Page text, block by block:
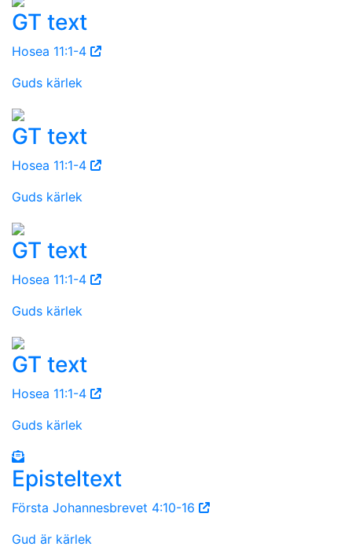
GT text
Hosea 11:1-4
Guds kärlek
GT text
Hosea 11:1-4
Guds kärlek
GT text
Hosea 11:1-4
Guds kärlek
GT text
Hosea 11:1-4
Guds kärlek
Episteltext
Första Johannesbrevet 4:10-16
Gud är kärlek